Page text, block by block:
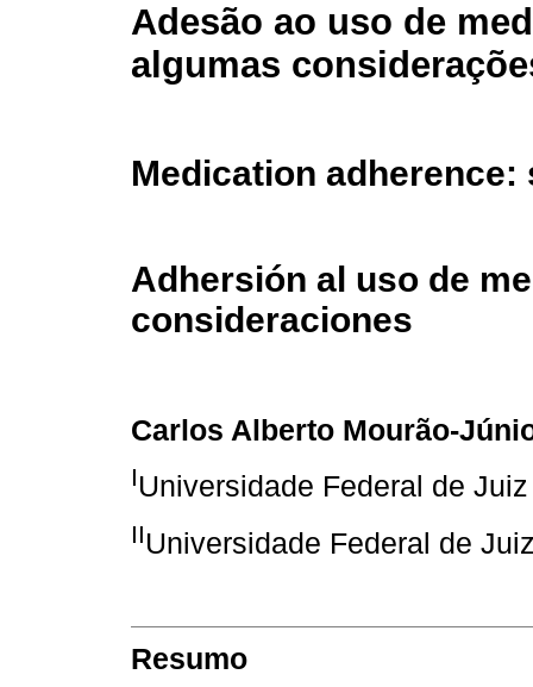
Adesão ao uso de
algumas
Medication
Adhersión al uso de
consideraciones
Carlos Alberto Mourão-
IUniversidade Federal de
IIUniversidade Federal de
Resumo